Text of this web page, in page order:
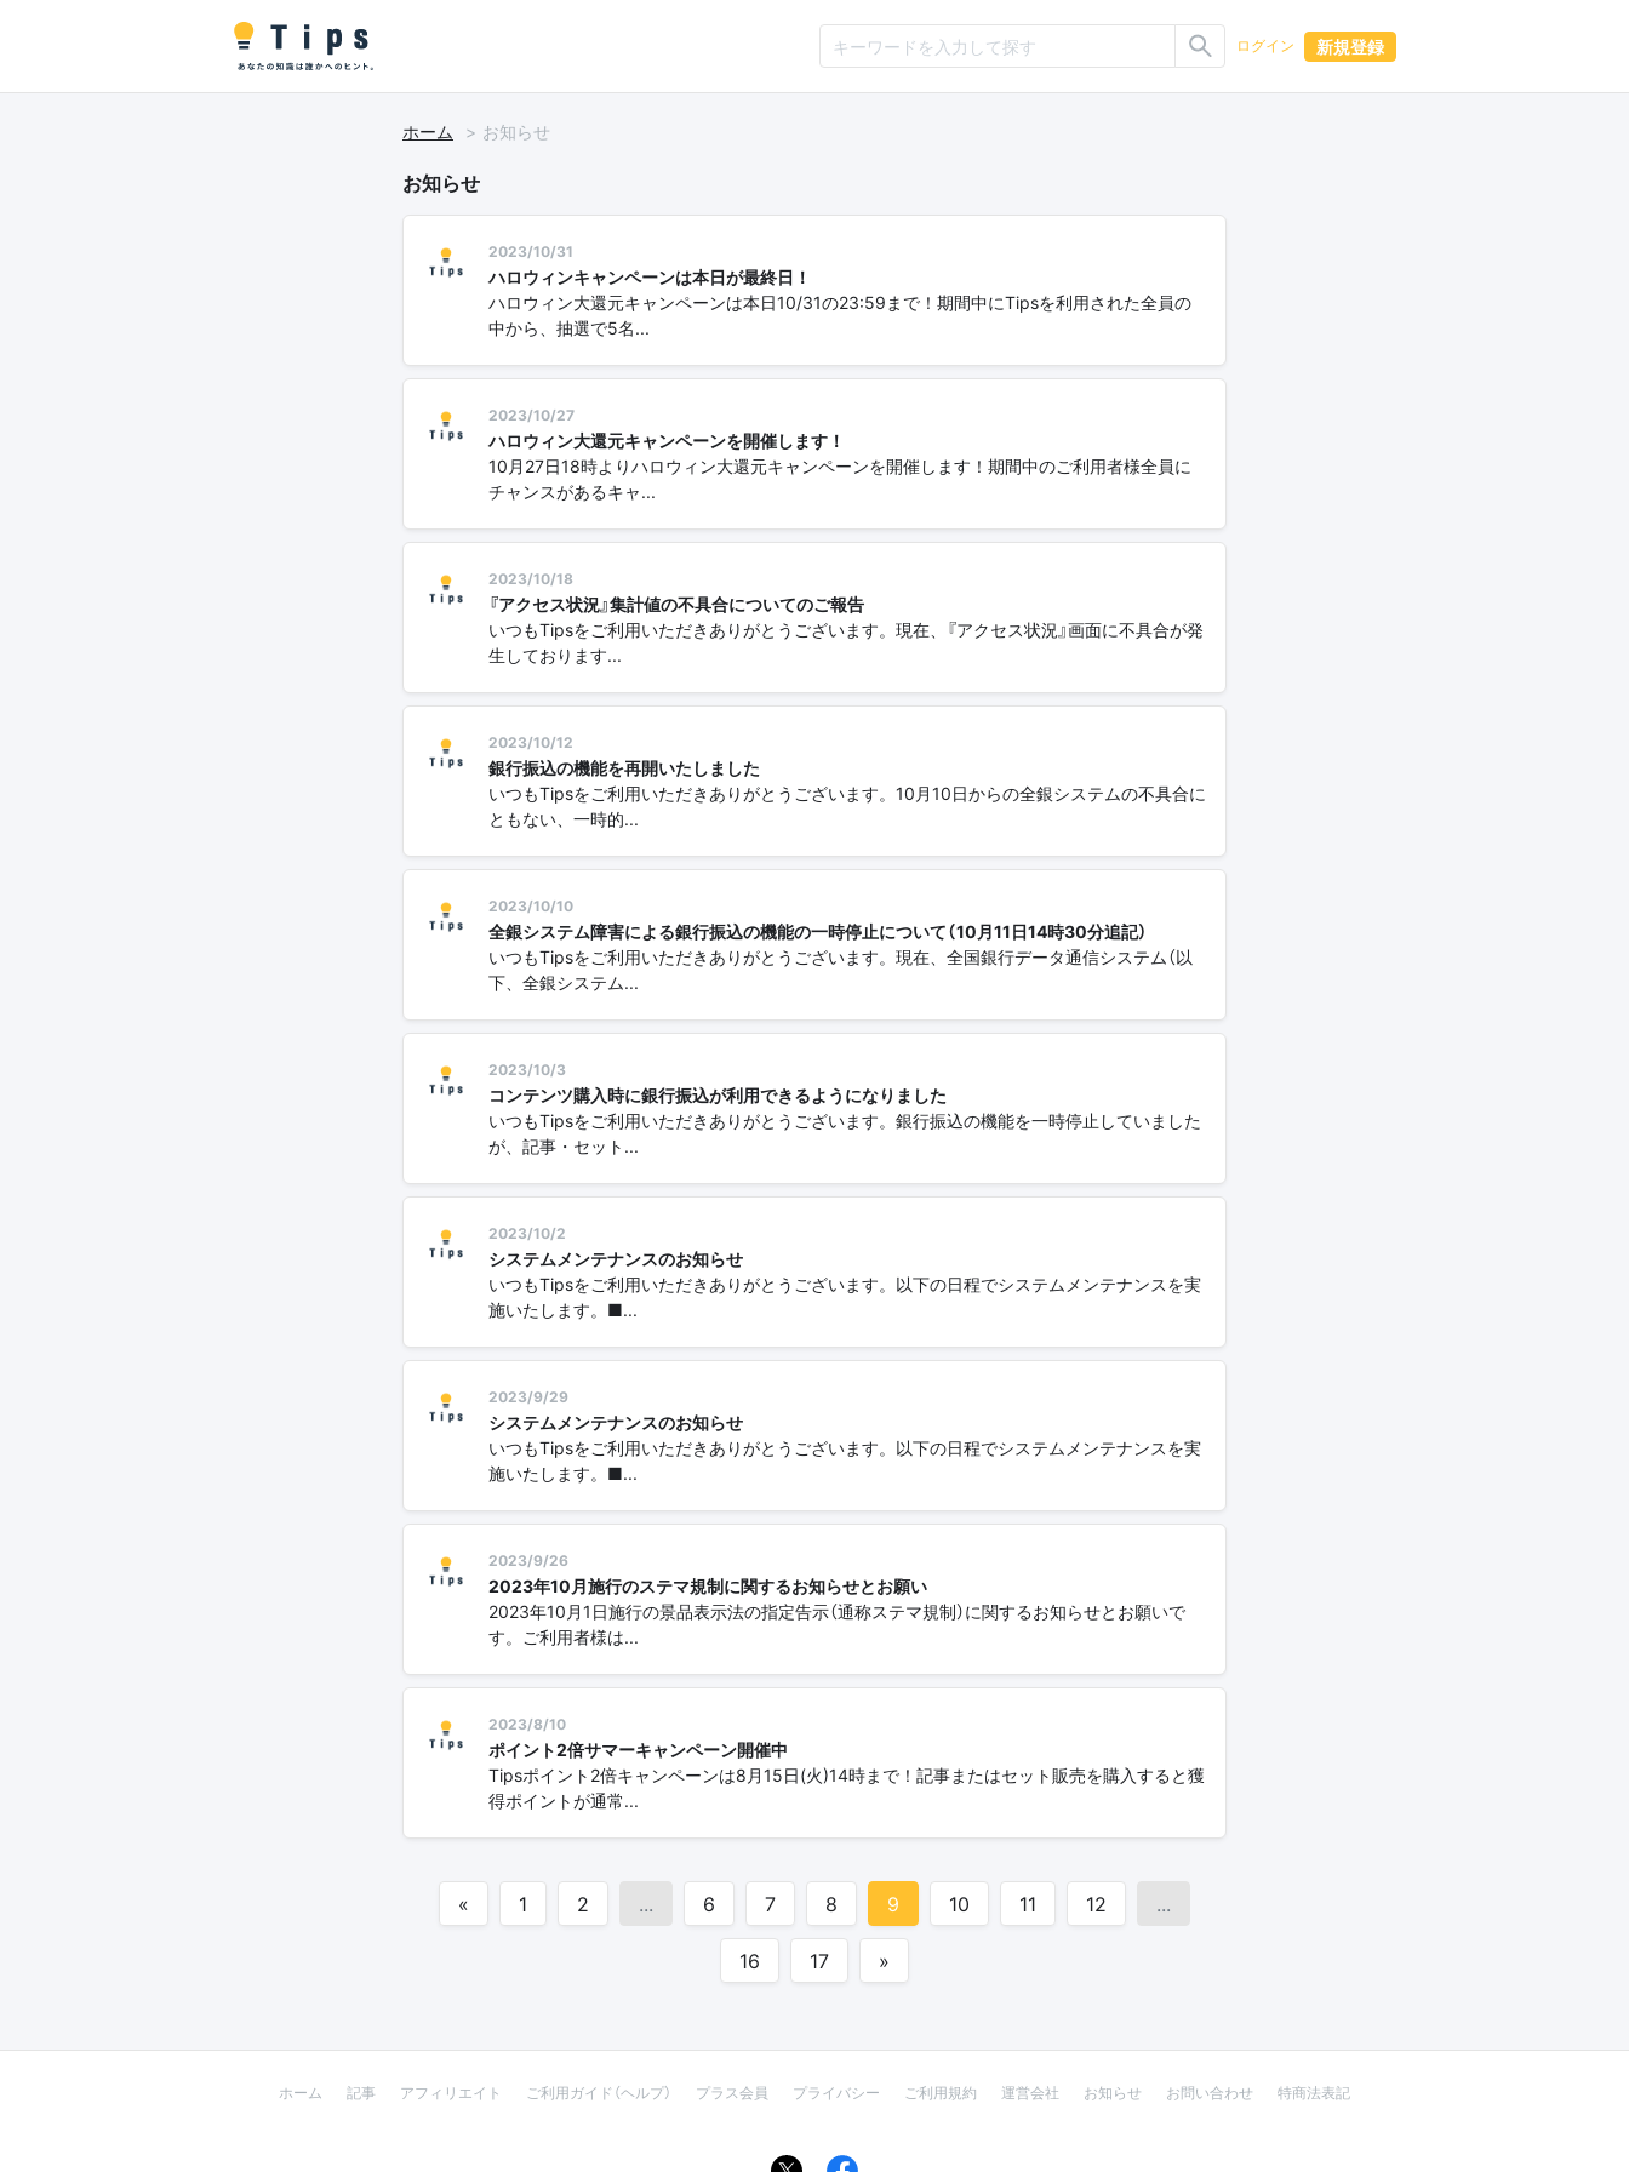
ログイン 新規登録
ホーム お知らせ
お知らせ
2023/10/31
ハロウィンキャンペーンは本日が最終日！
ハロウィン大還元キャンペーンは本日10/31の23:59まで！期間中にTipsを利用された全員の
中から、抽選で5名...
2023/10/27
ハロウィン大還元キャンペーンを開催します！
10月27日18時よりハロウィン大還元キャンペーンを開催します！期間中のご利用者様全員に
チャンスがあるキャ...
2023/10/18
『アクセス状況』集計値の不具合についてのご報告
いつもTipsをご利用いただきありがとうございます。現在、『アクセス状況』画面に不具合が発
生しております...
2023/10/12
銀行振込の機能を再開いたしました
いつもTipsをご利用いただきありがとうございます。10月10日からの全銀システムの不具合に
ともない、一時的...
2023/10/10
全銀システム障害による銀行振込の機能の一時停止について（10月11日14時30分追記）
いつもTipsをご利用いただきありがとうございます。現在、全国銀行データ通信システム（以
下、全銀システム...
2023/10/3
コンテンツ購入時に銀行振込が利用できるようになりました
いつもTipsをご利用いただきありがとうございます。銀行振込の機能を一時停止していました
が、記事・セット...
2023/10/2
システムメンテナンスのお知らせ
いつもTipsをご利用いただきありがとうございます。以下の日程でシステムメンテナンスを実
施いたします。■...
2023/9/29
システムメンテナンスのお知らせ
いつもTipsをご利用いただきありがとうございます。以下の日程でシステムメンテナンスを実
施いたします。■...
2023/9/26
2023年10月施行のステマ規制に関するお知らせとお願い
2023年10月1日施行の景品表示法の指定告示（通称ステマ規制）に関するお知らせとお願いで
す。ご利用者様は...
2023/8/10
ポイント2倍サマーキャンペーン開催中
Tipsポイント2倍キャンペーンは8月15日(火)14時まで！記事またはセット販売を購入すると獲
得ポイントが通常...
« 1 2 ... 6 7 8 9 10 11 12 ...
16 17 »
ホーム 記事 アフィリエイト ご利用ガイド（ヘルプ） プラス会員 プライバシー ご利用規約 運営会社 お知らせ お問い合わせ 特商法表記